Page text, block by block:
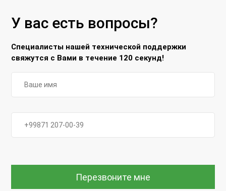
У вас есть вопросы?
Специалисты нашей технической поддержки
свяжутся с Вами в течение 120 секунд!
Перезвоните мне